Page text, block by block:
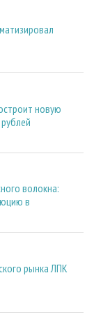
новую
волокна:
в
рынка ЛПК